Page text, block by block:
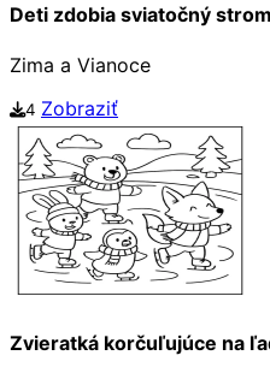
Deti zdobia sviatočný
Zima a Vianoce
4 Zobraziť
Zvieratká korčuľujúce na